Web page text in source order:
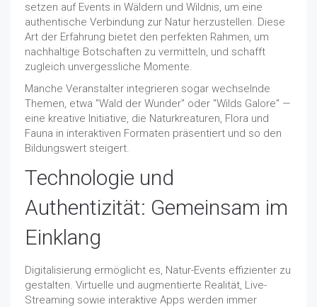
setzen auf Events in Wäldern und Wildnis, um eine
authentische Verbindung zur Natur herzustellen. Diese
Art der Erfahrung bietet den perfekten Rahmen, um
nachhaltige Botschaften zu vermitteln, und schafft
zugleich unvergessliche Momente.
Manche Veranstalter integrieren sogar wechselnde
Themen, etwa "Wald der Wunder" oder "Wilds Galore" —
eine kreative Initiative, die Naturkreaturen, Flora und
Fauna in interaktiven Formaten präsentiert und so den
Bildungswert steigert.
Technologie und
Authentizität: Gemeinsam im
Einklang
Digitalisierung ermöglicht es, Natur-Events effizienter zu
gestalten. Virtuelle und augmentierte Realität, Live-
Streaming sowie interaktive Apps werden immer